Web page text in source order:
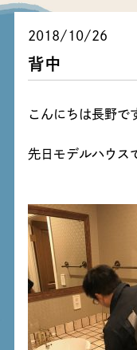
2018/10/26
背中
こんにちは長野で
先日モデルハウス